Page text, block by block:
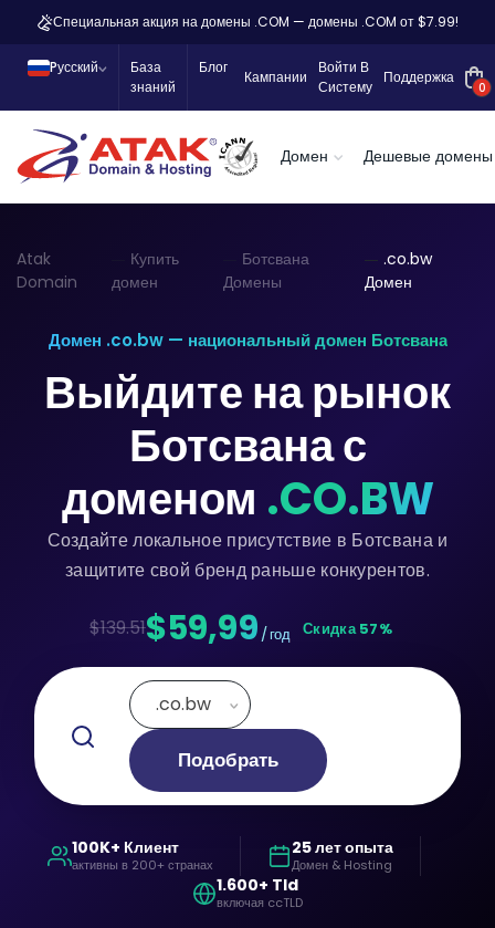
Специальная акция на домены .COM — домены .COM от $7.99!
Pусский
База
знаний
Блог
Кампании
Войти В
Систему
Поддержка
0
Домен Дешевые домены
Atak
Domain
Купить
домен
Ботсвана
Домены
.co.bw
Домен
Домен .co.bw — национальный домен Ботсвана
Выйдите на рынок
Ботсвана с
доменом .CO.BW
Создайте локальное присутствие в Ботсвана и
защитите свой бренд раньше конкурентов.
$139.51$59,99 / год Скидка 57%
.co.bw
Подобрать
100K+ Клиент
активны в 200+ странах
25 лет опыта
Домен & Hosting
1.600+ Tld
включая ccTLD